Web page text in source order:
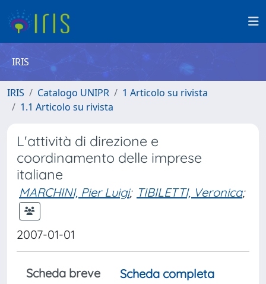
IRIS
IRIS Catalogo UNIPR
1 Articolo su rivista
1.1 Articolo su rivista
L'attività di direzione e
coordinamento delle imprese
italiane
MARCHINI, Pier Luigi; TIBILETTI, Veronica;
2007-01-01
Scheda breve
Scheda completa